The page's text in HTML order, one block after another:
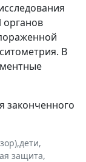
В
законченного
,дети,
защита,